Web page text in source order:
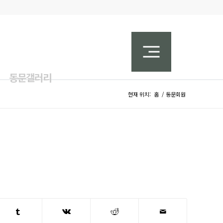
동문갤러리
현재 위치: 홈 / 동문회원